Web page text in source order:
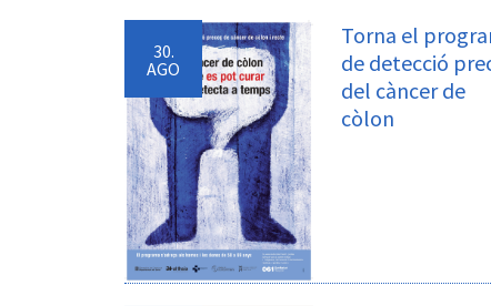
30.
AGO
Torna el
de detecció
del càncer de
còlon